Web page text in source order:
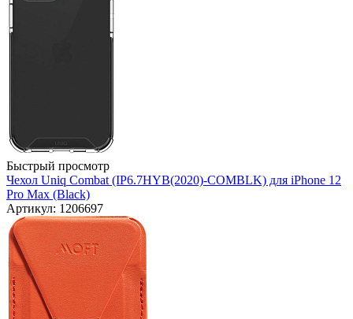
Быстрый просмотр
Чехол Uniq Combat (IP6.7HYB(2020)-COMBLK) для iPhone 12
Pro Max (Black)
Артикул: 1206697